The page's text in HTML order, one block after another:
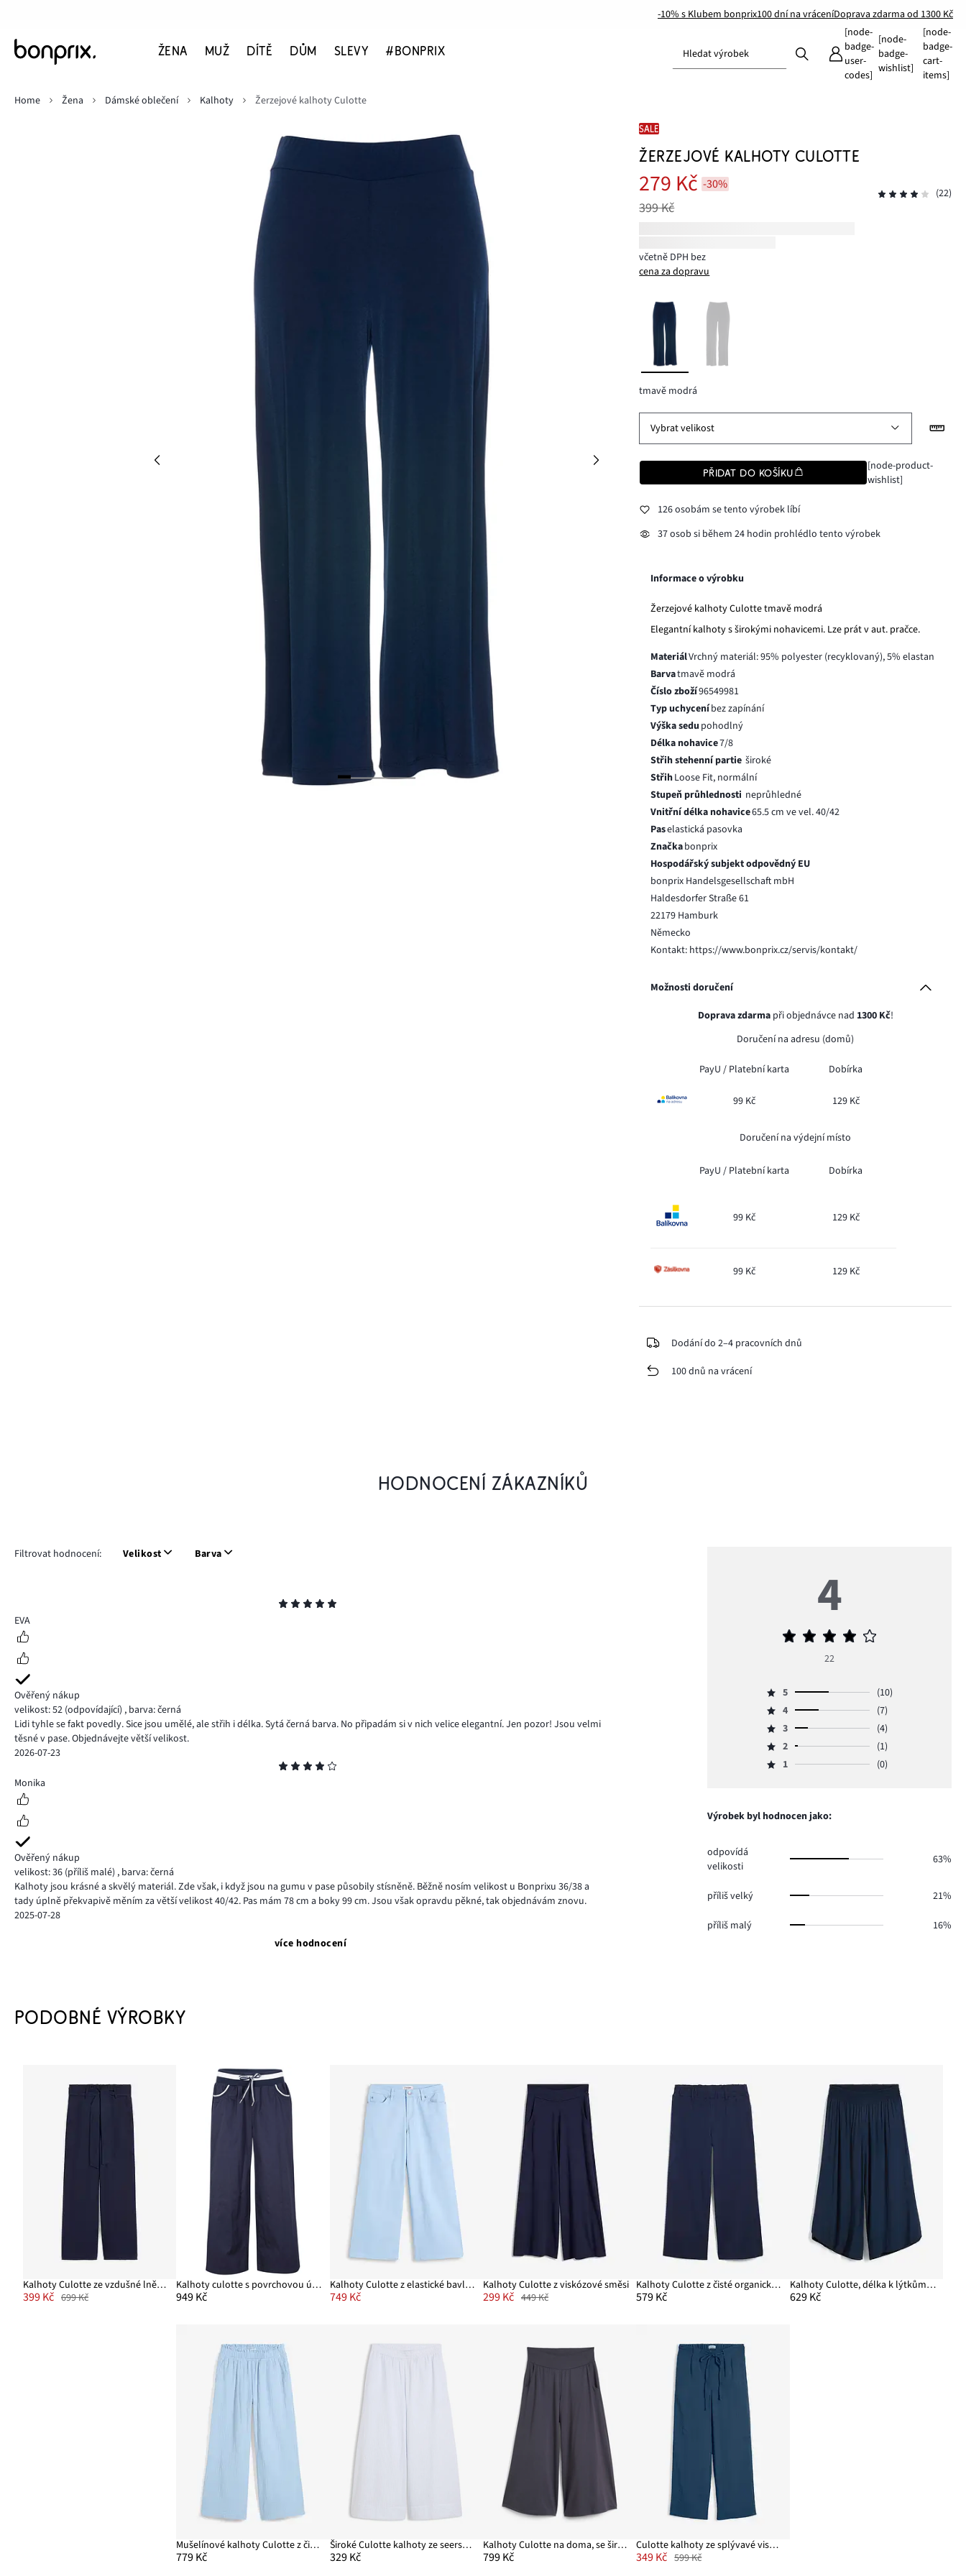
-10% s Klubem bonprix100 dní na vráceníDoprava zdarma od 1300 Kč
ŽENA MUŽ DÍTĚ DŮM SLEVY #BONPRIX Hledat výrobek
[node-
badge-
user-
codes]
[node-
badge-
wishlist]
[node-
badge-
cart-
items]
Home
Žena Dámské oblečení Kalhoty Žerzejové kalhoty Culotte
SALE
ŽERZEJOVÉ KALHOTY CULOTTE
279 Kč -30%
399 Kč
(22)
včetně DPH bez
cena za dopravu
tmavě modrá
Vybrat velikost
PŘIDAT DO KOŠÍKU
[node-product-
wishlist]
126 osobám se tento výrobek líbí
37 osob si během 24 hodin prohlédlo tento výrobek
Informace o výrobku
Žerzejové kalhoty Culotte tmavě modrá
Elegantní kalhoty s širokými nohavicemi. Lze prát v aut. pračce.
MateriálVrchný materiál: 95% polyester (recyklovaný), 5% elastan
Barvatmavě modrá
Číslo zboží96549981
Typ uchyceníbez zapínání
Výška sedu pohodlný
Délka nohavice7/8
Střih stehenní partie široké
StřihLoose Fit, normální
Stupeň průhlednosti neprůhledné
Vnitřní délka nohavice65.5 cm ve vel. 40/42
Paselastická pasovka
Značkabonprix
Hospodářský subjekt odpovědný EU
bonprix Handelsgesellschaft mbH
Haldesdorfer Straße 61
22179 Hamburk
Německo
Kontakt: https://www.bonprix.cz/servis/kontakt/
Možnosti doručení
Doprava zdarmapři objednávce nad 1300 Kč!
Doručení na adresu (domů)
PayU / Platební karta Dobírka
99 Kč 129 Kč
Doručení na výdejní místo
PayU / Platební karta Dobírka
99 Kč 129 Kč
99 Kč 129 Kč
Dodání do 2–4 pracovních dnů
100 dnů na vrácení
HODNOCENÍ ZÁKAZNÍKŮ
Filtrovat hodnocení: Velikost Barva
5
EVA
Ověřený nákup
velikost: 52 (odpovídající) , barva: černá
Lidi tyhle se fakt povedly. Sice jsou umělé, ale střih i délka. Sytá černá barva. No připadám si v nich velice elegantní. Jen pozor! Jsou velmi
těsné v pase. Objednávejte větší velikost.
2026-07-23
4
Monika
Ověřený nákup
velikost: 36 (příliš malé) , barva: černá
Kalhoty jsou krásné a skvělý materiál. Zde však, i když jsou na gumu v pase působily stísněně. Běžně nosím velikost u Bonprixu 36/38 a
tady úplně překvapivě měním za větší velikost 40/42. Pas mám 78 cm a boky 99 cm. Jsou však opravdu pěkné, tak objednávám znovu.
2025-07-28
více hodnocení
4
Průměrné
4
22
Hodnocení
5,
počet
hlasů
5
(10)
Hodnocení
4,
počet
hlasů
4
(7)
Hodnocení
3,
počet
3
(4)
Hodnocení
2,
2
(1)
Hodnocení
hlasů
1 (0)
Výrobek byl hodnocen jako:
odpovídá
velikosti
63%
příliš velký 21%
příliš malý 16%
PODOBNÉ VÝROBKY
Kalhoty Culotte ze vzdušné lněné směsi
399 Kč 699 Kč
Kalhoty culotte s povrchovou úpravou Papertouch, z bavlněné směsi
949 Kč
Kalhoty Culotte z elastické bavlněné směsi
749 Kč
Kalhoty Culotte z viskózové směsi
299 Kč 449 Kč
Kalhoty Culotte z čisté organické bavlny
579 Kč
Kalhoty Culotte, délka k lýtkům, z měkké viskózy
629 Kč
Mušelínové kalhoty Culotte z čisté bavlny
779 Kč
Široké Culotte kalhoty ze seersuckeru
329 Kč
Kalhoty Culotte na doma, se širokými nohavicemi
799 Kč
Culotte kalhoty ze splývavé viskózové směsi
349 Kč 599 Kč